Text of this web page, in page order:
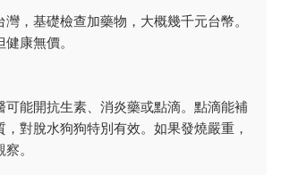
，基礎檢查加藥物，大概幾千元台幣。
康無價。
可能開抗生素、消炎藥或點滴。點滴能補
，對脫水狗狗特別有效。如果發燒嚴重，
。